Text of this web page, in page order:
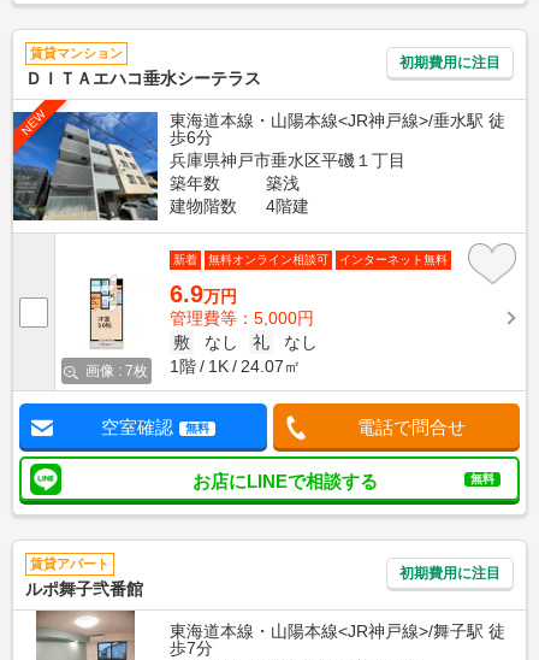
賃貸マンション
ＤＩＴＡエハコ垂水シーテラス
初期費用に注目
NEW
東海道本線・山陽本線<JR神戸線>/垂水駅 徒
歩6分
兵庫県神戸市垂水区平磯１丁目
築年数
築浅
建物階数
4階建
画像 : 7枚
新着 無料オンライン相談可 インターネット無料
6.9万円
管理費等：5,000円
敷
なし 礼
なし
1階
1K 24.07㎡
空室確認 無料 電話で問合せ
お店にLINEで相談する 無料
賃貸アパート
ルポ舞子弐番館
初期費用に注目
東海道本線・山陽本線<JR神戸線>/舞子駅 徒
歩7分